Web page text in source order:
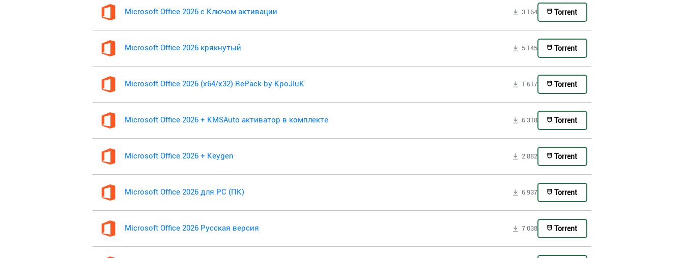
Microsoft Office 2026 с Ключом активации 3 164 Torrent
Microsoft Office 2026 крякнутый 5 145 Torrent
Microsoft Office 2026 (x64/x32) RePack by KpoJIuK 1 617 Torrent
Microsoft Office 2026 + KMSAuto активатор в комплекте 6 318 Torrent
Microsoft Office 2026 + Keygen 2 882 Torrent
Microsoft Office 2026 для PC (ПК) 6 937 Torrent
Microsoft Office 2026 Русская версия 7 038 Torrent